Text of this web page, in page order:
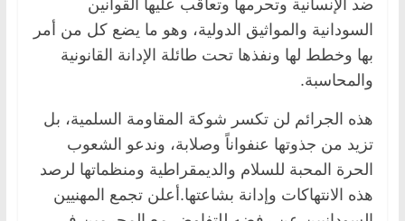
ضد الإنسانية وتحرمها وتعاقب عليها القوانين
السودانية والمواثيق الدولية، وهو ما يضع كل من أمر
بها وخطط لها ونفذها تحت طائلة الإدانة القانونية
والمحاسبة.
هذه الجرائم لن تكسر شوكة المقاومة السلمية، بل
تزيد من جذوتها عنفواناً وصلابة، وندعو الشعوب
الحرة المحبة للسلام والديمقراطية ومنظماتها لرصد
هذه الانتهاكات وإدانة بشاعتها.أعلن تجمع المهنيين